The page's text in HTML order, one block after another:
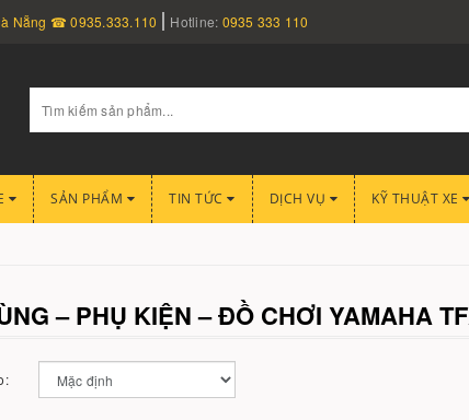
Nẵng ☎ 0935.333.110 Hotline: 0935 333 110
SẢN PHẨM TIN TỨC DỊCH VỤ KỸ THUẬT XE
– PHỤ KIỆN – ĐỒ CHƠI YAMAHA